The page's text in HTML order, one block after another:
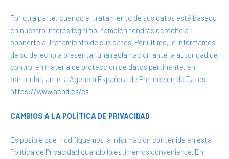
Por otra parte, cuando el tratamiento de sus datos esté basado
en nuestro interés legítimo, también tendrás derecho a
oponerte al tratamiento de sus datos. Por último, le informamos
de su derecho a presentar una reclamación ante la autoridad de
control en materia de protección de datos pertinente, en
particular, ante la Agencia Española de Protección de Datos:
https://www.aepd.es/es
CAMBIOS A LA POLÍTICA DE PRIVACIDAD
Es posible que modifiquemos la información contenida en esta
Política de Privacidad cuando lo estimemos conveniente. En